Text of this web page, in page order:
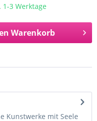
3 Werktage
Warenkorb
Kunstwerke mit Seele